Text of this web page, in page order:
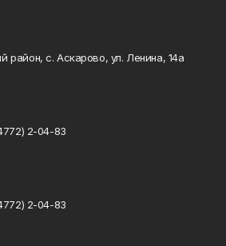
район, с. Аскарово, ул. Ленина, 14а
2-04-83
2-04-83